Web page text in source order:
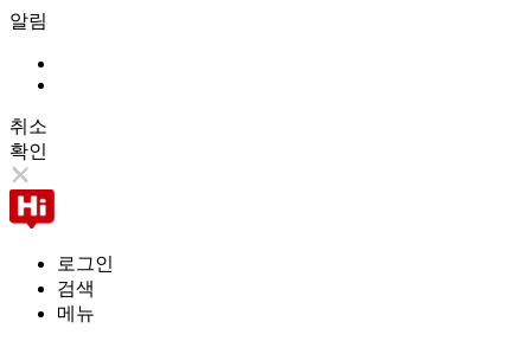
알림
취소
확인
로그인
검색
메뉴